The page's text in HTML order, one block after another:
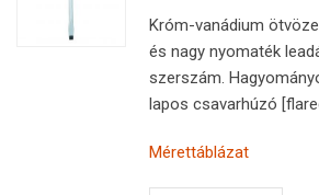
Króm-vanádium
és nagy nyomaték
szerszám.
lapos csavarhúzó
Mérettáblázat